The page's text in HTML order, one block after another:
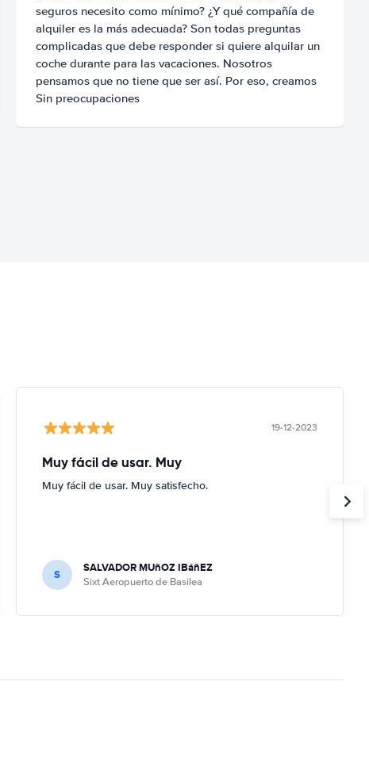
seguros necesito como mínimo? ¿Y qué compañía de
alquiler es la más adecuada? Son todas preguntas
complicadas que debe responder si quiere alquilar un
coche durante para las vacaciones. Nosotros
pensamos que no tiene que ser así. Por eso, creamos
Sin preocupaciones
19-12-2023
Muy fácil de usar. Muy
Muy fácil de usar. Muy satisfecho.
S SALVADOR MUñOZ IBáñEZ
Sixt Aeropuerto de Basilea